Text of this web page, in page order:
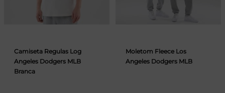
Camiseta Regulas Log
Angeles Dodgers MLB
Branca
Moletom Fleece Los
Angeles Dodgers MLB